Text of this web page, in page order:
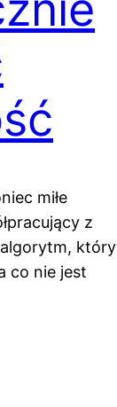
miłe
z
który
co nie jest